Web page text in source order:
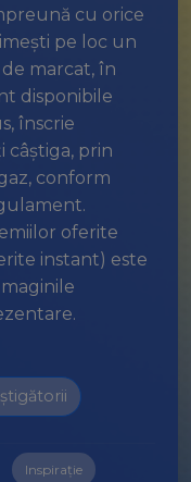
cu orice
pe loc un
marcat, în
disponibile
înscrie
câștiga, prin
conform
oferite
instant) este
Inspirație